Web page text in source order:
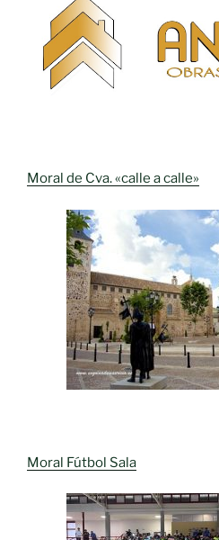
Moral de Cva. «calle a calle»
Moral Fútbol Sala